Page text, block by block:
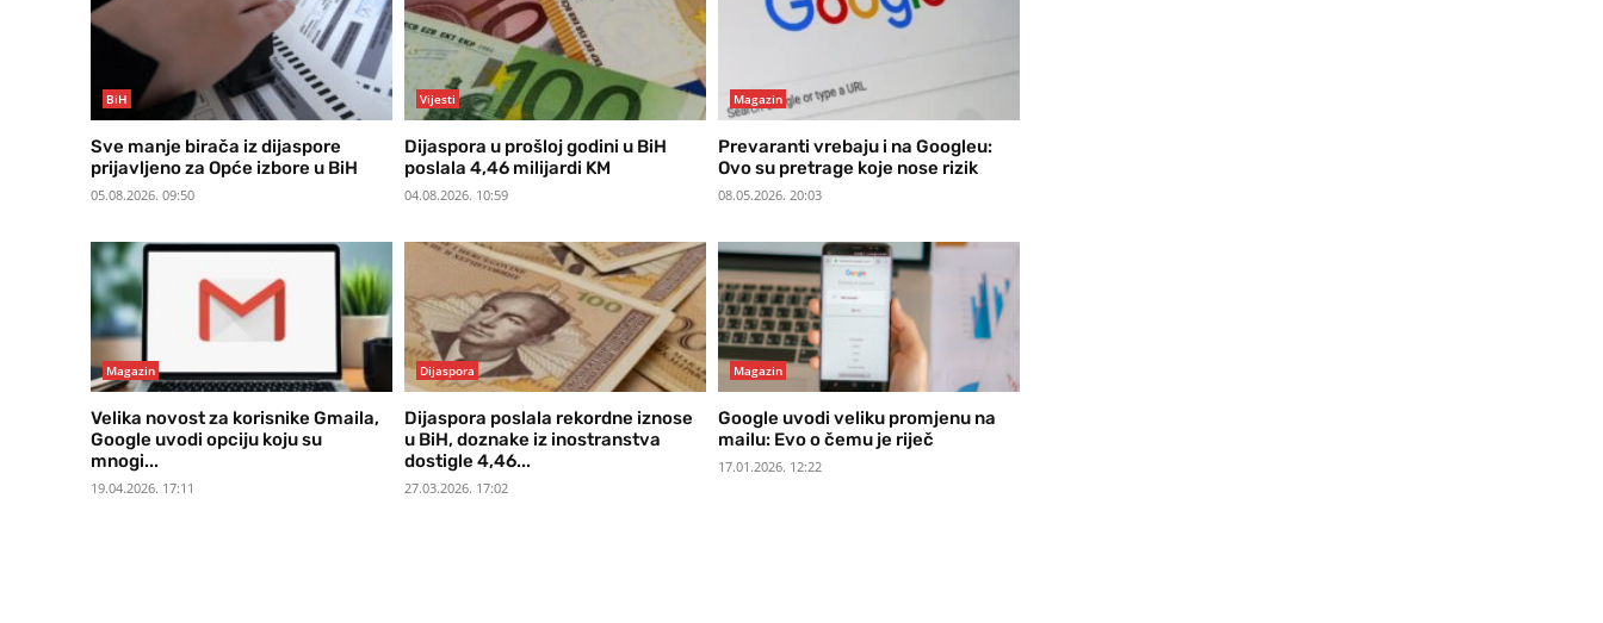
BiH
Sve manje birača iz dijaspore
prijavljeno za Opće izbore u BiH
05.08.2026. 09:50
Vijesti
Dijaspora u prošloj godini u BiH
poslala 4,46 milijardi KM
04.08.2026. 10:59
Magazin
Prevaranti vrebaju i na Googleu:
Ovo su pretrage koje nose rizik
08.05.2026. 20:03
Magazin
Velika novost za korisnike Gmaila,
Google uvodi opciju koju su
mnogi...
19.04.2026. 17:11
Dijaspora
Dijaspora poslala rekordne iznose
u BiH, doznake iz inostranstva
dostigle 4,46...
27.03.2026. 17:02
Magazin
Google uvodi veliku promjenu na
mailu: Evo o čemu je riječ
17.01.2026. 12:22